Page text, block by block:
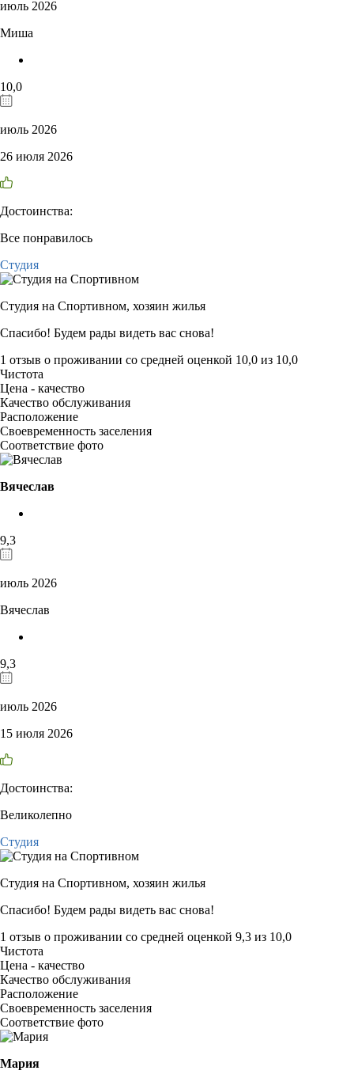
июль 2026
Миша
10,0
июль 2026
26 июля 2026
Достоинства:
Все понравилось
Студия
Студия на Спортивном, хозяин жилья
Спасибо! Будем рады видеть вас снова!
1 отзыв о проживании со средней оценкой 10,0 из 10,0
Чистота
Цена - качество
Качество обслуживания
Расположение
Своевременность заселения
Соответствие фото
Вячеслав
9,3
июль 2026
Вячеслав
9,3
июль 2026
15 июля 2026
Достоинства:
Великолепно
Студия
Студия на Спортивном, хозяин жилья
Спасибо! Будем рады видеть вас снова!
1 отзыв о проживании со средней оценкой 9,3 из 10,0
Чистота
Цена - качество
Качество обслуживания
Расположение
Своевременность заселения
Соответствие фото
Мария